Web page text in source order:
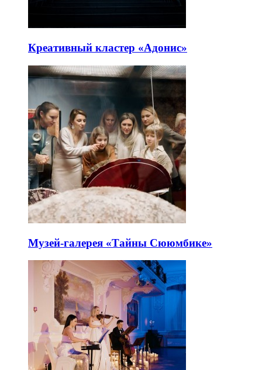
Креативный кластер «Адонис»
Музей-галерея «Тайны Сююмбике»